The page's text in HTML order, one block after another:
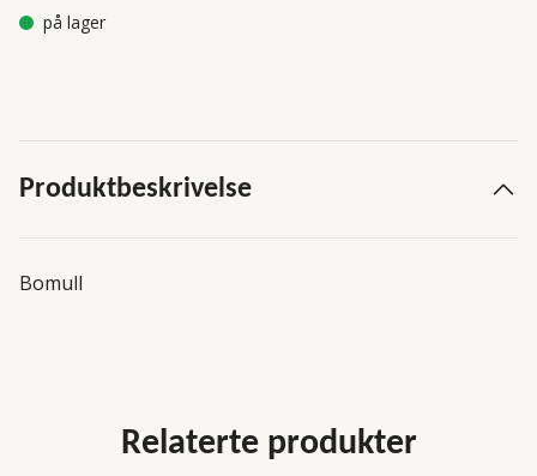
på lager
Produktbeskrivelse
Bomull
Relaterte produkter